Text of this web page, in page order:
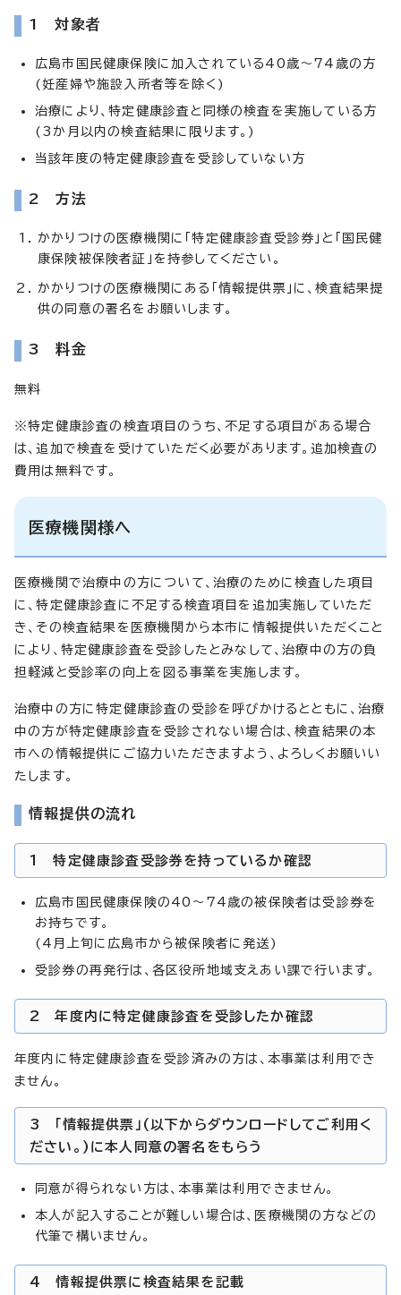
1 対象者
広島市国民健康保険に加入されている40歳～74歳の方
(妊産婦や施設入所者等を除く)
治療により、特定健康診査と同様の検査を実施している方
(3か月以内の検査結果に限ります。)
当該年度の特定健康診査を受診していない方
2 方法
かかりつけの医療機関に「特定健康診査受診券」と「国民健
康保険被保険者証」を持参してください。
かかりつけの医療機関にある「情報提供票」に、検査結果提
供の同意の署名をお願いします。
3 料金
無料
※特定健康診査の検査項目のうち、不足する項目がある場合
は、追加で検査を受けていただく必要があります。追加検査の
費用は無料です。
医療機関様へ
医療機関で治療中の方について、治療のために検査した項目
に、特定健康診査に不足する検査項目を追加実施していただ
き、その検査結果を医療機関から本市に情報提供いただくこと
により、特定健康診査を受診したとみなして、治療中の方の負
担軽減と受診率の向上を図る事業を実施します。
治療中の方に特定健康診査の受診を呼びかけるとともに、治療
中の方が特定健康診査を受診されない場合は、検査結果の本
市への情報提供にご協力いただきますよう、よろしくお願いい
たします。
情報提供の流れ
1 特定健康診査受診券を持っているか確認
広島市国民健康保険の40～74歳の被保険者は受診券を
お持ちです。
(4月上旬に広島市から被保険者に発送)
受診券の再発行は、各区役所地域支えあい課で行います。
2 年度内に特定健康診査を受診したか確認
年度内に特定健康診査を受診済みの方は、本事業は利用でき
ません。
3 「情報提供票」(以下からダウンロードしてご利用く
ださい。)に本人同意の署名をもらう
同意が得られない方は、本事業は利用できません。
本人が記入することが難しい場合は、医療機関の方などの
代筆で構いません。
4 情報提供票に検査結果を記載